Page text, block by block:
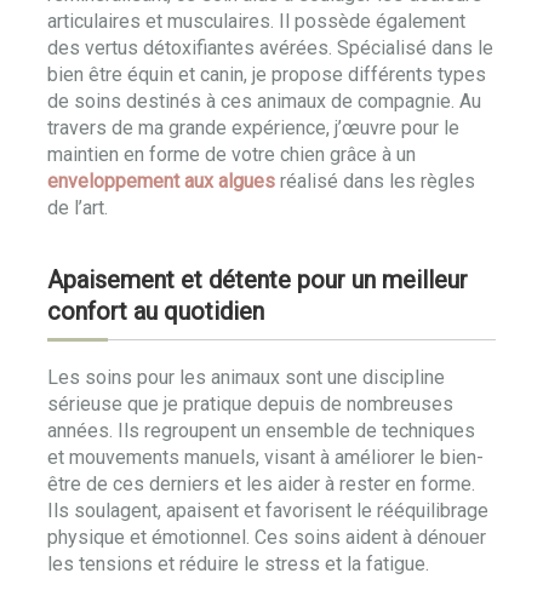
articulaires et musculaires. Il possède également
des vertus détoxifiantes avérées. Spécialisé dans le
bien être équin et canin, je propose différents types
de soins destinés à ces animaux de compagnie. Au
travers de ma grande expérience, j’œuvre pour le
maintien en forme de votre chien grâce à un
enveloppement aux algues réalisé dans les règles
de l’art.
Apaisement et détente pour un meilleur
confort au quotidien
Les soins pour les animaux sont une discipline
sérieuse que je pratique depuis de nombreuses
années. Ils regroupent un ensemble de techniques
et mouvements manuels, visant à améliorer le bien-
être de ces derniers et les aider à rester en forme.
Ils soulagent, apaisent et favorisent le rééquilibrage
physique et émotionnel. Ces soins aident à dénouer
les tensions et réduire le stress et la fatigue.